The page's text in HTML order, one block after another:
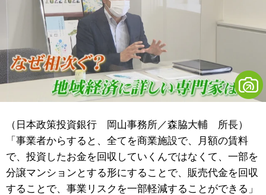
（日本政策投資銀行 岡山事務所／森脇大輔 所長）
「事業者からすると、全てを商業施設で、月額の賃料
で、投資したお金を回収していくんではなくて、一部を
分譲マンションとする形にすることで、販売代金を回収
することで、事業リスクを一部軽減することができる」